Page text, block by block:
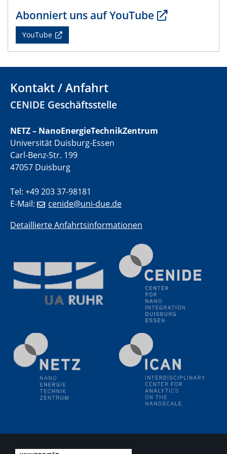
CENIDE Mitgliederversammlung
22.05.2024
Physikalisches Kolloquium
29.05.2024
Physikalisches Kolloquium
04.06.2024
05.06.2024
GDCh Kolloquium
Antrittsvorlesung
10.06.2024
SFB/TRR 270 Kolloquium
Bundesanstalt für Materialforschung und -prüfung
(BAM)
"Transient core-hole screening in photoexcited ZnO
investigated by time-resolved X-ray absorption
spectroscopy"
Festkolloquium Verleihung des Zellner-
Wissenschaftspreises Preisträgerin: Dr. Viktorija
Glembockyté Ludwig-Maximilians-Universität München
12.06.2024
Physikalisches Kolloquium
UDE4future Ringvorlesung
Abonniert uns auf YouTube
YouTube
Kontakt / Anfahrt
CENIDE Geschäftsstelle
NETZ – NanoEnergieTechnikZentrum
Universität Duisburg-Essen
Carl-Benz-Str. 199
47057 Duisburg
Tel: +49 203 37-98181
E-Mail:
cenide@uni-due.de
Detaillierte Anfahrtsinformationen